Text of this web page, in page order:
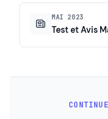
MAI 2023
Test et Avis